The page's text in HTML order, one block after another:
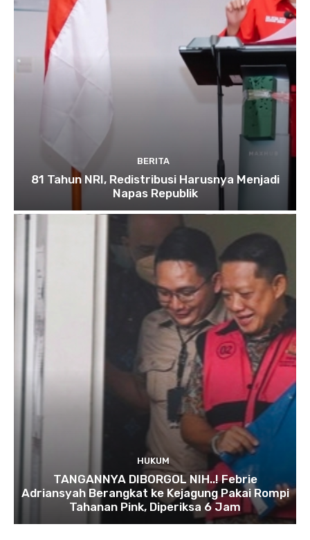
BERITA
81 Tahun NRI, Redistribusi Harusnya Menjadi
Napas Republik
HUKUM
TANGANNYA DIBORGOL NIH..! Febrie
Adriansyah Berangkat ke Kejagung Pakai Rompi
Tahanan Pink, Diperiksa 6 Jam